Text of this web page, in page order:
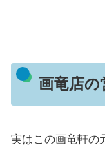
画竜店
実はこの画竜軒の